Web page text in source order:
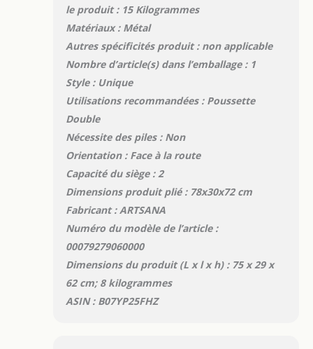
le produit : 15 Kilogrammes
Matériaux : Métal
Autres spécificités produit : non applicable
Nombre d’article(s) dans l’emballage : 1
Style : Unique
Utilisations recommandées : Poussette
Double
Nécessite des piles : Non
Orientation : Face à la route
Capacité du siège : 2
Dimensions produit plié : 78x30x72 cm
Fabricant : ARTSANA
Numéro du modèle de l’article :
00079279060000
Dimensions du produit (L x l x h) : 75 x 29 x
62 cm; 8 kilogrammes
ASIN : B07YP25FHZ